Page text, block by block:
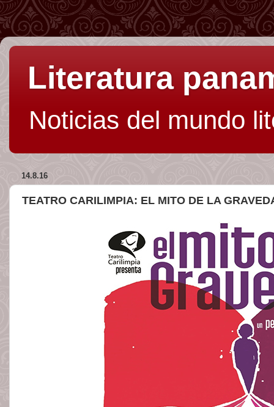
Literatura
Noticias del mundo
14.8.16
TEATRO CARILIMPIA: EL MITO DE LA